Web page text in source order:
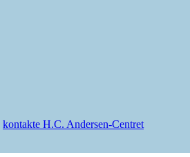
kontakte H.C. Andersen-Centret